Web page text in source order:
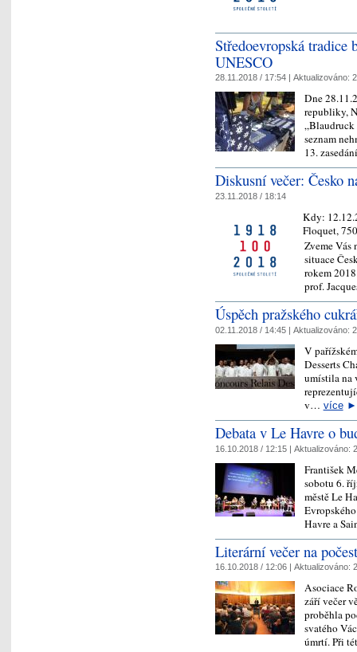
Středoevropská tradice
UNESCO
28.11.2018 / 17:54 | Aktualizováno:
Dne
republiky,
„Blaudruck
seznam
13.
Diskusní večer: Česko
23.11.2018 / 18:14
Kdy:
Floquet,
Zveme Vás
situace
rokem
prof.
Úspěch pražského
02.11.2018 / 14:45 | Aktualizováno:
V
Desserts
umístila na
v… více►
Debata v Le Havre o
16.10.2018 / 12:15 | Aktualizováno:
František
sobotu 6.
městě Le
Havre a
Literární večer na
16.10.2018 / 12:06 | Aktualizováno:
Asociace
září večer
proběhla
svatého
úmrtí. Při